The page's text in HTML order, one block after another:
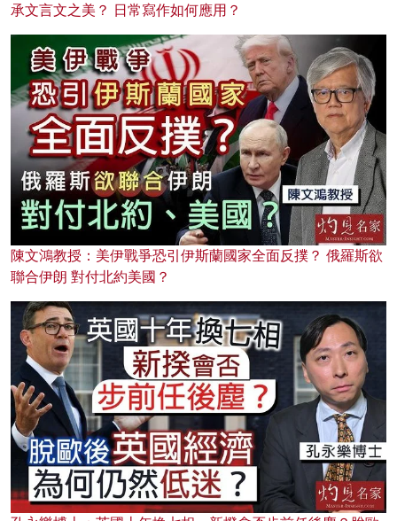
承文言文之美？ 日常寫作如何應用？
陳文鴻教授：美伊戰爭恐引伊斯蘭國家全面反撲？ 俄羅斯欲
聯合伊朗 對付北約美國？